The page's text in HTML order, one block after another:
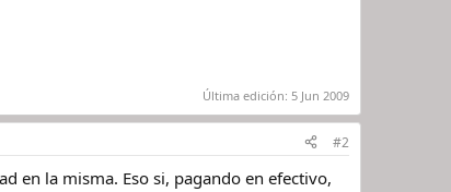
Última edición: 5 Jun 2009
#2
en la misma. Eso si, pagando en efectivo,